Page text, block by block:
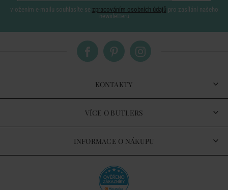
vložením e-mailu souhlasíte se zpracováním osobních údajů pro zasílání našeho
newsletteru
KONTAKTY
VÍCE O BUTLERS
INFORMACE O NÁKUPU